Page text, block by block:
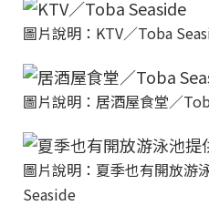
圖片說明：KTV／Toba
圖片說明：居酒屋食堂／
圖片說明：夏季也有開放游
Seaside